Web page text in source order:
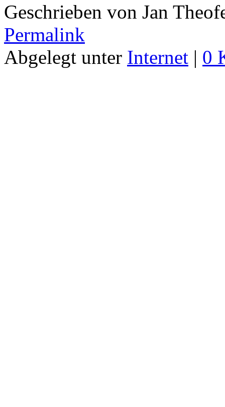
Geschrieben von Jan
Permalink
Abgelegt unter Internet | 0